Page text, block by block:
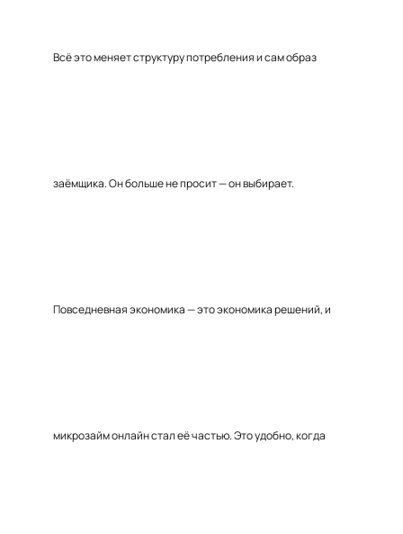
Всё это меняет структуру потребления и сам образ
заёмщика. Он больше не просит — он выбирает.
Повседневная экономика — это экономика решений, и
микрозайм онлайн стал её частью. Это удобно, когда